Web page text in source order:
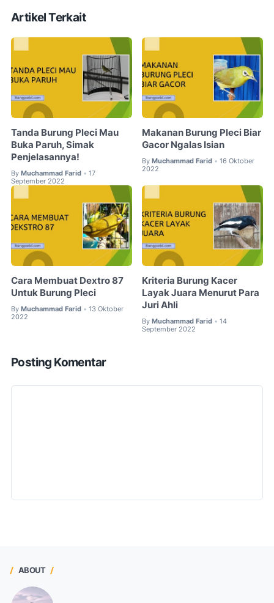
Artikel Terkait
Tanda Burung Pleci Mau
Buka Paruh, Simak
Penjelasannya!
By Muchammad Farid • 17
September 2022
Makanan Burung Pleci Biar
Gacor Ngalas Isian
By Muchammad Farid • 16 Oktober
2022
Cara Membuat Dextro 87
Untuk Burung Pleci
By Muchammad Farid • 13 Oktober
2022
Kriteria Burung Kacer
Layak Juara Menurut Para
Juri Ahli
By Muchammad Farid • 14
September 2022
Posting Komentar
ABOUT